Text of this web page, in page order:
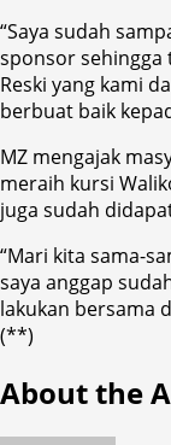
“Saya sudah
sponsor sehingga
Reski yang kami
berbuat baik
MZ mengajak
meraih kursi
juga sudah
“Mari kita sama-
saya anggap
lakukan bersama
(**)
About the